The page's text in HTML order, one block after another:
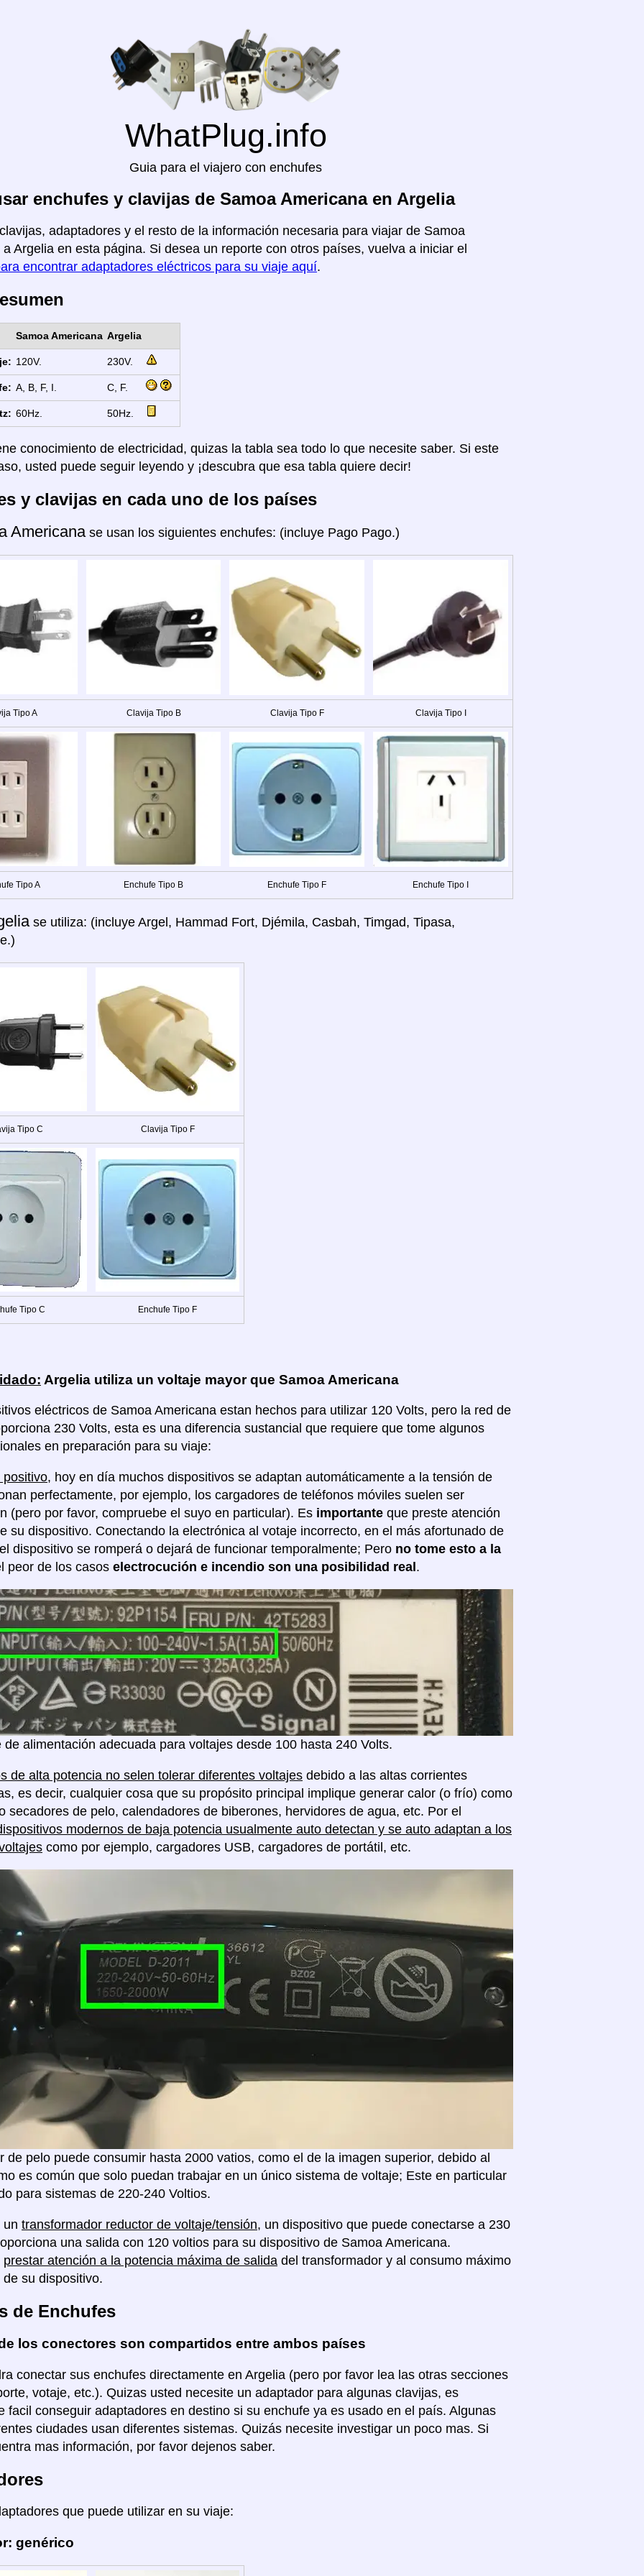
WhatPlug.info
Guia para el viajero con enchufes
enchufes y clavijas de Samoa Americana en Argelia
adaptadores y el resto de la información necesaria para viajar de Samoa
Argelia en esta página. Si desea un reporte con otros países, vuelva a iniciar el
encontrar adaptadores eléctricos para su viaje aquí.
Samoa Americana Argelia
120V. 230V.
A, B, F, I. C, F.
60Hz. 50Hz.
conocimiento de electricidad, quizas la tabla sea todo lo que necesite saber. Si este
usted puede seguir leyendo y ¡descubra que esa tabla quiere decir!
y clavijas en cada uno de los países
Americana se usan los siguientes enchufes: (incluye Pago Pago.)
Tipo A Clavija Tipo B Clavija Tipo F Clavija Tipo I
Tipo A Enchufe Tipo B Enchufe Tipo F Enchufe Tipo I
se utiliza: (incluye Argel, Hammad Fort, Djémila, Casbah, Timgad, Tipasa,
Tipo C Clavija Tipo F
Tipo C Enchufe Tipo F
Argelia utiliza un voltaje mayor que Samoa Americana
eléctricos de Samoa Americana estan hechos para utilizar 120 Volts, pero la red de
230 Volts, esta es una diferencia sustancial que requiere que tome algunos
en preparación para su viaje:
positivo, hoy en día muchos dispositivos se adaptan automáticamente a la tensión de
perfectamente, por ejemplo, los cargadores de teléfonos móviles suelen ser
(pero por favor, compruebe el suyo en particular). Es importante que preste atención
su dispositivo. Conectando la electrónica al votaje incorrecto, en el más afortunado de
dispositivo se romperá o dejará de funcionar temporalmente; Pero no tome esto a la
peor de los casos electrocución e incendio son una posibilidad real .
de alimentación adecuada para voltajes desde 100 hasta 240 Volts.
de alta potencia no selen tolerar diferentes voltajes debido a las altas corrientes
es decir, cualquier cosa que su propósito principal implique generar calor (o frío) como
secadores de pelo, calendadores de biberones, hervidores de agua, etc. Por el
modernos de baja potencia usualmente auto detectan y se auto adaptan a los
como por ejemplo, cargadores USB, cargadores de portátil, etc.
de pelo puede consumir hasta 2000 vatios, como el de la imagen superior, debido al
es común que solo puedan trabajar en un único sistema de voltaje; Este en particular
para sistemas de 220-240 Voltios.
un transformador reductor de voltaje/tensión, un dispositivo que puede conectarse a 230
una salida con 120 voltios para su dispositivo de Samoa Americana.
prestar atención a la potencia máxima de salida del transformador y al consumo máximo
su dispositivo.
de Enchufes
los conectores son compartidos entre ambos países
conectar sus enchufes directamente en Argelia (pero por favor lea las otras secciones
votaje, etc.). Quizas usted necesite un adaptador para algunas clavijas, es
facil conseguir adaptadores en destino si su enchufe ya es usado en el país. Algunas
ciudades usan diferentes sistemas. Quizás necesite investigar un poco mas. Si
mas información, por favor dejenos saber.
que puede utilizar en su viaje:
genérico